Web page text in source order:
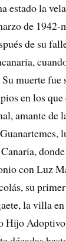
estado la
de 1942-
de su
muerte
en los
amante de
con Luz
su
la villa
Hijo